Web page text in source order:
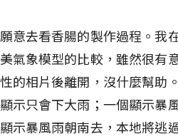
意去看香腸的製作過程。我
氣象模型的比較，雖然很有
的相片後離開，沒什麼幫助
示只會下大雨；一個顯示暴
示暴風雨朝南去，本地將逃